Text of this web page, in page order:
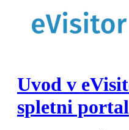
Uvod v
spletni portal